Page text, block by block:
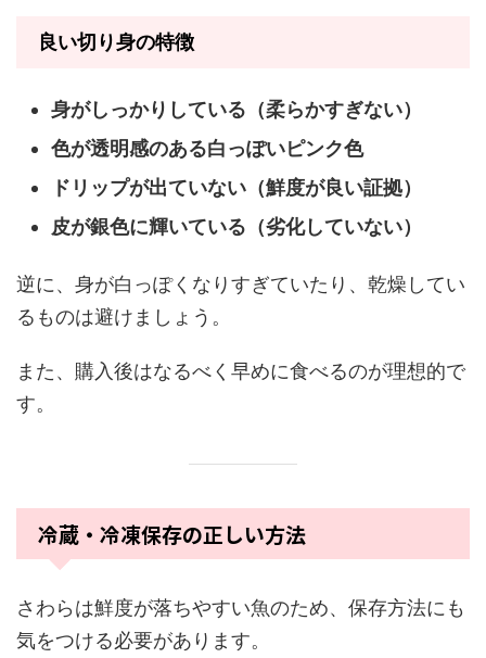
良い切り身の特徴
身がしっかりしている（柔らかすぎない）
色が透明感のある白っぽいピンク色
ドリップが出ていない（鮮度が良い証拠）
皮が銀色に輝いている（劣化していない）
逆に、身が白っぽくなりすぎていたり、乾燥してい
るものは避けましょう。
また、購入後はなるべく早めに食べるのが理想的で
す。
冷蔵・冷凍保存の正しい方法
さわらは鮮度が落ちやすい魚のため、保存方法にも
気をつける必要があります。